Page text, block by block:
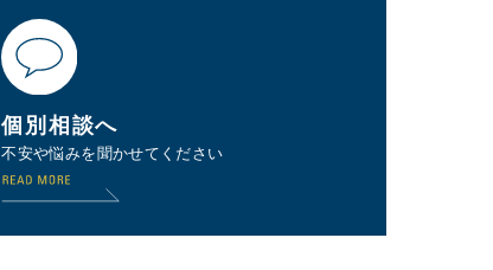
個別相談へ
不安や悩みを聞かせてください